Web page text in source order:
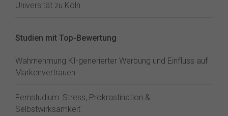
Universität zu Köln
Studien mit Top-Bewertung
Wahrnehmung KI-generierter Werbung und Einfluss auf
Markenvertrauen
Fernstudium: Stress, Prokrastination &
Selbstwirksamkeit